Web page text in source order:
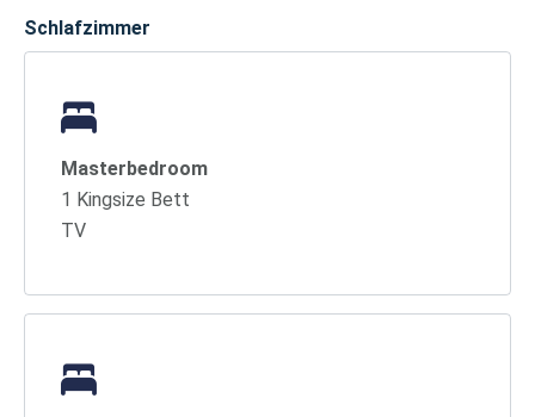
Schlafzimmer
Masterbedroom
1 Kingsize Bett
TV